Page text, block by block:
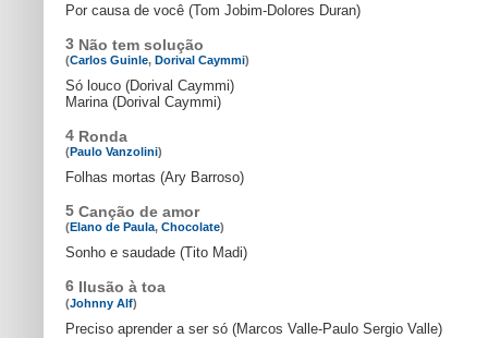
Por causa de você (Tom Jobim-Dolores Duran)
3 Não tem solução
(Carlos Guinle, Dorival Caymmi)
Só louco (Dorival Caymmi)
Marina (Dorival Caymmi)
4 Ronda
(Paulo Vanzolini)
Folhas mortas (Ary Barroso)
5 Canção de amor
(Elano de Paula, Chocolate)
Sonho e saudade (Tito Madi)
6 Ilusão à toa
(Johnny Alf)
Preciso aprender a ser só (Marcos Valle-Paulo Sergio Valle)